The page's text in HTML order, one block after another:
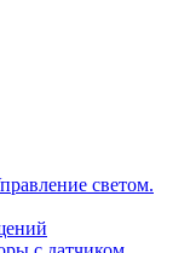
светом.